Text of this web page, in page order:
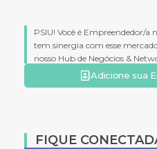
PSIU! Você é Empreendedor/
tem sinergia com esse
nosso Hub de Negócios &
Adicione sua
FIQUE